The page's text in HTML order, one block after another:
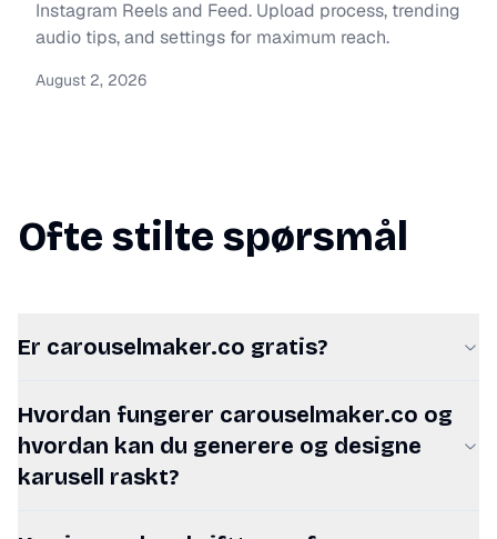
Instagram Reels and Feed. Upload process, trending
audio tips, and settings for maximum reach.
August 2, 2026
Ofte stilte spørsmål
Er carouselmaker.co gratis?
Hvordan fungerer carouselmaker.co og
hvordan kan du generere og designe
karusell raskt?